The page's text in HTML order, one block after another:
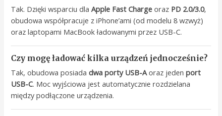
Tak. Dzięki wsparciu dlaApple Fast Charge oraz PD 2.0/3.0,
obudowa współpracuje z iPhone’ami (od modelu 8 wzwyż)
oraz laptopami MacBook ładowanymi przez USB-C.
Czy mogę ładować kilka urządzeń jednocześnie?
Tak, obudowa posiadadwa porty USB-Aoraz jedenport
USB-C. Moc wyjściowa jest automatycznie rozdzielana
między podłączone urządzenia.